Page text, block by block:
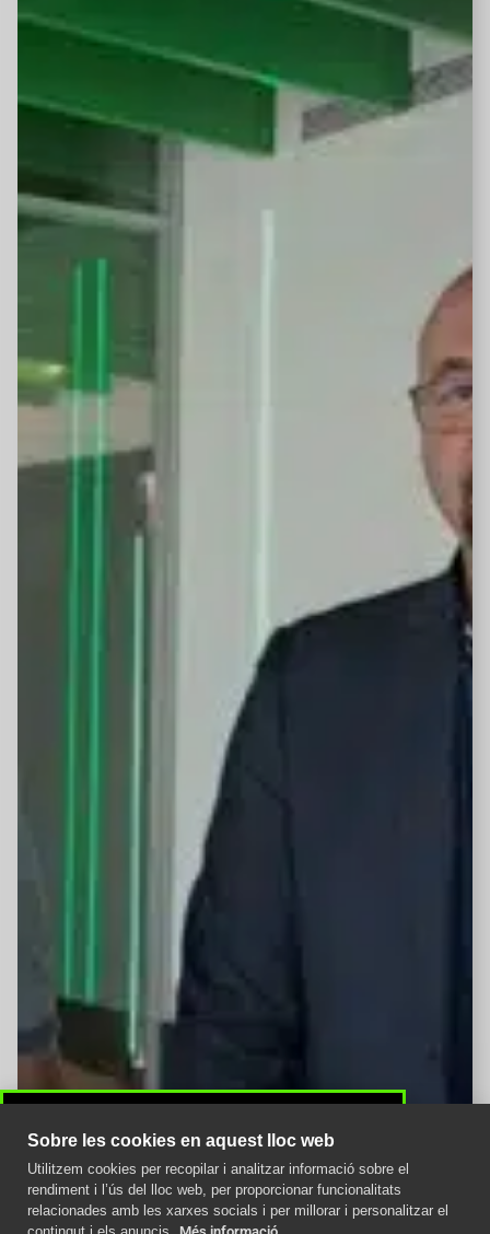
Sobre les cookies en aquest lloc web
Utilitzem cookies per recopilar i analitzar informació sobre el
rendiment i l’ús del lloc web, per proporcionar funcionalitats
relacionades amb les xarxes socials i per millorar i personalitzar el
Avís important